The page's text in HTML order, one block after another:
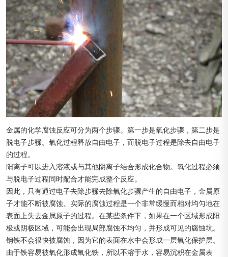
金属的化学腐蚀反应可分为两个步骤。第一步是氧化步骤，第二步是
脱电子步骤。氧化过程释放自由电子，而脱电子过程是除去自由电子
的过程。
阳离子可以进入溶液或与其他阴离子结合形成化合物。氧化过程必须
与脱电子过程同时配合才能完成整个反应。
因此，只有通过电子去除步骤去除氧化步骤产生的自由电子，金属原
子才能不断被腐蚀。实际的腐蚀过程是一个非常缓慢而相对均匀地在
表面上失去金属原子的过程。在某些条件下，如果在一个区域形成阳
极或阴极区域，可能会出现局部腐蚀不均匀，并形成可见的腐蚀坑。
钢铁不会很快被腐蚀，因为它的表面在水中会形成一层氧化保护层。
由于铁容易被氧化形成氧化铁，所以不溶于水，容易沉积在金属表